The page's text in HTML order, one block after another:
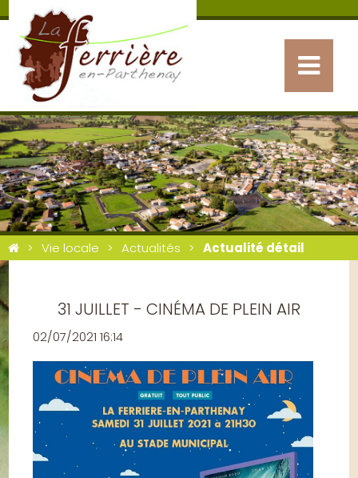
Vie locale Actualités Actualité détail
31 JUILLET - CINÉMA DE PLEIN AIR
02/07/2021 16:14